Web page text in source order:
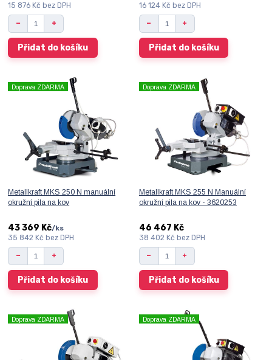
15 876 Kčbez DPH
Přidat do košíku
16 124 Kč bez DPH
Přidat do košíku
Doprava ZDARMA
Metallkraft MKS 250 N manuální
okružní pila na kov
43 369 Kč/ks
35 842 Kčbez DPH
Přidat do košíku
Doprava ZDARMA
Metallkraft MKS 255 N Manuální
okružní pila na kov - 3620253
46 467 Kč
38 402 Kč bez DPH
Přidat do košíku
Doprava ZDARMA Doprava ZDARMA